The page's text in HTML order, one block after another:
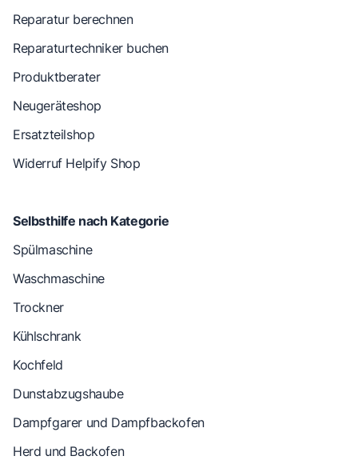
Reparatur berechnen
Reparaturtechniker buchen
Produktberater
Neugeräteshop
Ersatzteilshop
Widerruf Helpify Shop
Selbsthilfe nach Kategorie
Spülmaschine
Waschmaschine
Trockner
Kühlschrank
Kochfeld
Dunstabzugshaube
Dampfgarer und Dampfbackofen
Herd und Backofen